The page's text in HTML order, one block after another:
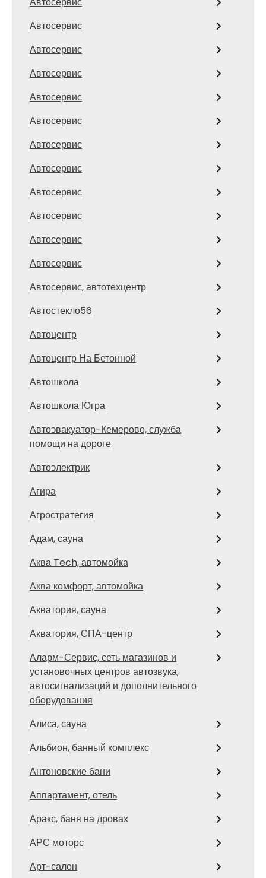
Автосервис
Автосервис
Автосервис
Автосервис
Автосервис
Автосервис
Автосервис
Автосервис
Автосервис
Автосервис
Автосервис
Автосервис, автотехцентр
Автостекло56
Автоцентр
Автоцентр На Бетонной
Автошкола
Автошкола Югра
Автоэвакуатор-Кемерово, служба
помощи на дороге
Автоэлектрик
Агира
Агростратегия
Адам, сауна
Аква Tech, автомойка
Аква комфорт, автомойка
Акватория, сауна
Акватория, СПА-центр
Аларм-Сервис, сеть магазинов и
установочных центров автозвука,
автосигнализаций и дополнительного
оборудования
Алиса, сауна
Альбион, банный комплекс
Антоновские бани
Аппартамент, отель
Аракс, баня на дровах
АРС моторс
Арт-салон